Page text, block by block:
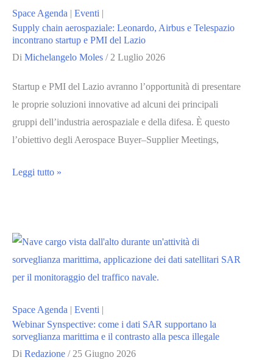
SPARKme
Space
Academy
Matera
Space Agenda | Eventi |
Supply chain aerospaziale: Leonardo, Airbus e Telespazio
incontrano startup e PMI del Lazio
Di Michelangelo Moles / 2 Luglio 2026
Startup e PMI del Lazio avranno l’opportunità di presentare
le proprie soluzioni innovative ad alcuni dei principali
gruppi dell’industria aerospaziale e della difesa. È questo
l’obiettivo degli Aerospace Buyer–Supplier Meetings,
Supply
Airbus
e
Telespazio
startup
e
PMI
Leggi tutto »
Space Agenda | Eventi |
Webinar Synspective: come i dati SAR supportano la
sorveglianza marittima e il contrasto alla pesca illegale
Di Redazione / 25 Giugno 2026